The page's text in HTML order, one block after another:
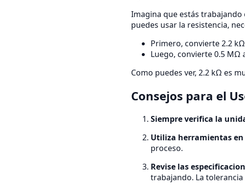
Imagina que estás
puedes usar la resistencia,
Primero, convierte 2.2
Luego, convierte 0.5 MΩ
Como puedes ver, 2.2 kΩ es
Consejos para el
Siempre verifica la
Utiliza herramientas
proceso.
Revise las
trabajando. La